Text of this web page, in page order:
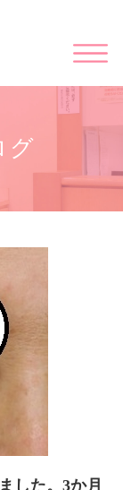
グ
した。3か月